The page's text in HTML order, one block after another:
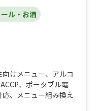
ル・お酒
向けメニュー、 アルコ
、 ポータブル電
応、
メニュー組み換え